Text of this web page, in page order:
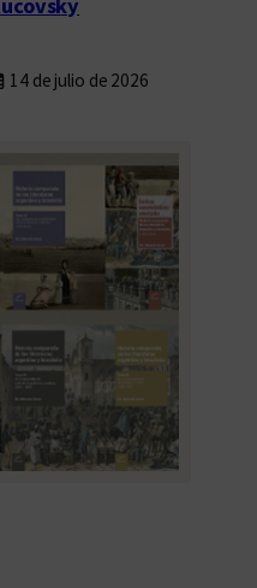
Rucovsky
14 de julio de 2026